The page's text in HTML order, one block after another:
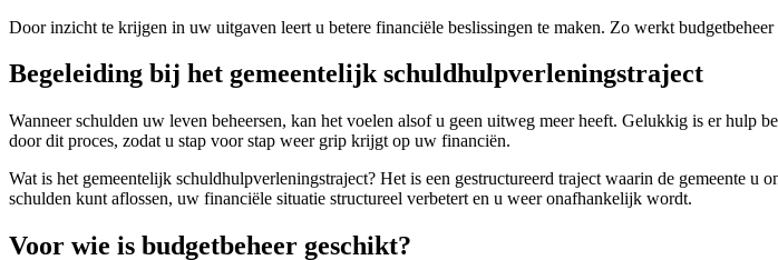
Door inzicht te krijgen in uw uitgaven leert u betere financiële beslissingen te maken. Zo werkt
Begeleiding bij het gemeentelijk schuldhulpverleningstraject
Wanneer schulden uw leven beheersen, kan het voelen alsof u geen uitweg meer heeft. Gelukkig is er
door dit proces, zodat u stap voor stap weer grip krijgt op uw financiën.
Wat is het gemeentelijk schuldhulpverleningstraject? Het is een gestructureerd traject waarin de gemeente
schulden kunt aflossen, uw financiële situatie structureel verbetert en u weer onafhankelijk wordt.
Voor wie is budgetbeheer geschikt?